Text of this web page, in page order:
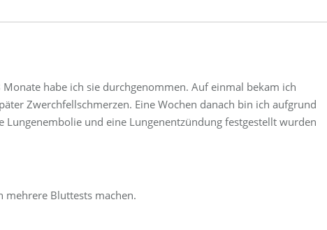
habe ich sie durchgenommen. Auf einmal bekam ich
Zwerchfellschmerzen. Eine Wochen danach bin ich aufgrund
Lungenembolie und eine Lungenentzündung festgestellt wurden
mehrere Bluttests machen.